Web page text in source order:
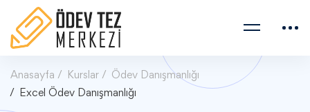
Anasayfa Kurslar
Ödev Danışmanlığı
Excel Ödev Danışmanlığı